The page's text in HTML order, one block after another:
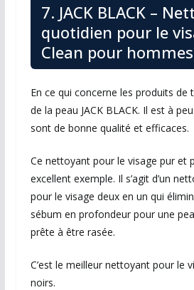
7. JACK BLACK –
quotidien pour le
Clean pour hommes
En ce qui concerne les produits
de la peau JACK BLACK. Il est à
sont de bonne qualité et efficaces.
Ce nettoyant pour le visage pur et
excellent exemple. Il s’agit d’un
pour le visage deux en un qui
sébum en profondeur pour une
prête à être rasée.
C’est le meilleur nettoyant pour le
noirs.